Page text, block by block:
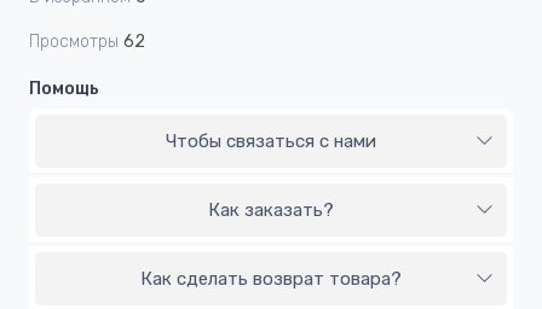
Просмотры 62
Помощь
Чтобы связаться с нами
Как заказать?
Как сделать возврат товара?